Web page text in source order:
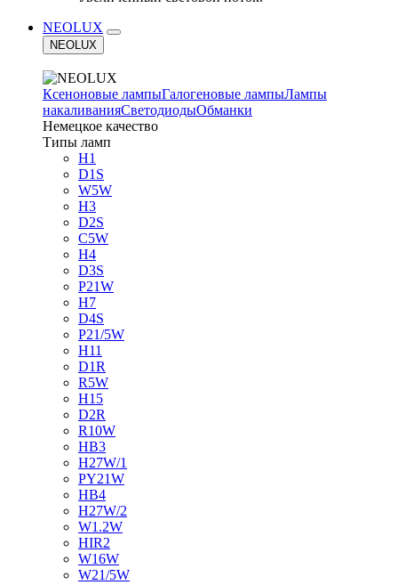
NEOLUX
NEOLUX
Ксеноновые лампыГалогеновые лампыЛампы
накаливанияСветодиодыОбманки
Немецкое качество
Типы ламп
H1
D1S
W5W
H3
D2S
C5W
H4
D3S
P21W
H7
D4S
P21/5W
H11
D1R
R5W
H15
D2R
R10W
HB3
H27W/1
PY21W
HB4
H27W/2
W1.2W
HIR2
W16W
W21/5W